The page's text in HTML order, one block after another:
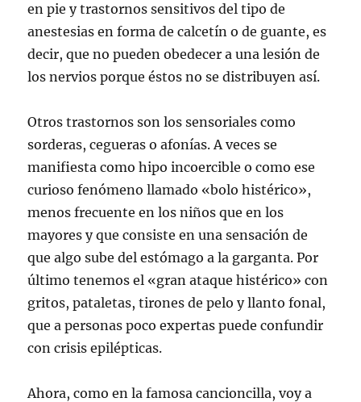
en pie y trastornos sensitivos del tipo de
anestesias en forma de calcetín o de guante, es
decir, que no pueden obedecer a una lesión de
los nervios porque éstos no se distribuyen así.
Otros trastornos son los sensoriales como
sorderas, cegueras o afonías. A veces se
manifiesta como hipo incoercible o como ese
curioso fenómeno llamado «bolo histérico»,
menos frecuente en los niños que en los
mayores y que consiste en una sensación de
que algo sube del estómago a la garganta. Por
último tenemos el «gran ataque histérico» con
gritos, pataletas, tirones de pelo y llanto fonal,
que a personas poco expertas puede confundir
con crisis epilépticas.
Ahora, como en la famosa cancioncilla, voy a